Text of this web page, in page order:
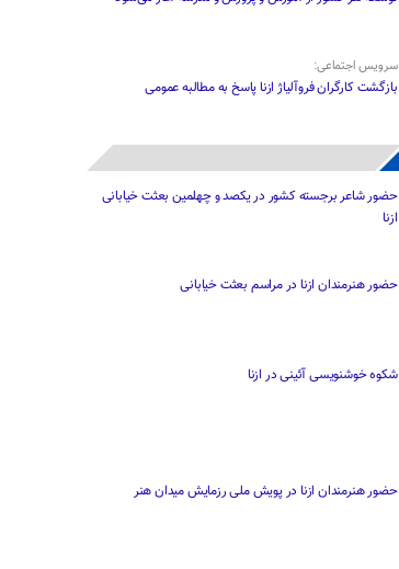
سرویس اجتماعی:
بازگشت کارگران فروآلیاژ ازنا پاسخ به مطالبه عمومی
حضور شاعر برجسته کشور در یکصد و چهلمین بعثت خیابانی
ازنا
حضور هنرمندان ازنا در مراسم بعثت خیابانی
شکوه خوشنویسی آئینی در ازنا
حضور هنرمندان ازنا در پویش ملی رزمایش میدان هنر